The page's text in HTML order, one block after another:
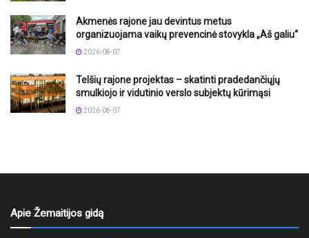
Akmenės rajone jau devintus metus
organizuojama vaikų prevencinė stovykla „Aš galiu“
2026-08-07
Telšių rajone projektas – skatinti pradedančiųjų
smulkiojo ir vidutinio verslo subjektų kūrimąsi
2026-08-07
Apie Žemaitijos gidą